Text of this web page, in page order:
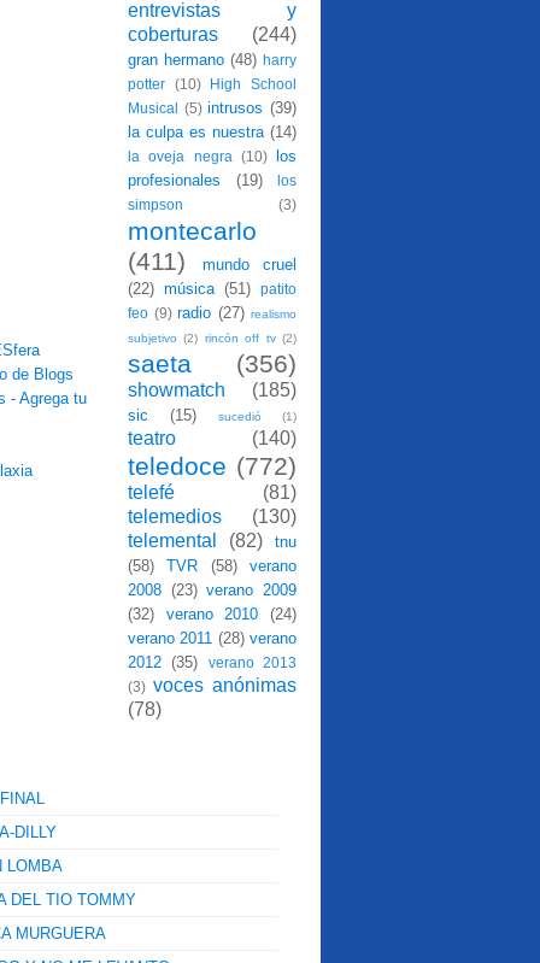
entrevistas y
coberturas
(244)
gran hermano (48) harry
potter
(10)
High School
Musical (5) intrusos (39)
la culpa es nuestra (14)
la oveja negra (10)
los
profesionales
(19)
los
simpson
(3)
montecarlo
(411)
mundo cruel
(22) música (51)
patito
feo (9) radio (27) realismo
subjetivo (2) rincón off tv (2)
saeta (356)
showmatch (185)
sic (15) sucedió (1)
teatro (140)
teledoce (772)
telefé
(81)
telemedios
(130)
telemental
(82)
tnu
(58)
TVR (58)
verano
2008 (23) verano 2009
(32)
verano 2010
(24)
verano 2011 (28) verano
2012 (35)
verano 2013
(3) voces anónimas
(78)
DILLY
LOMBA
DEL TIO TOMMY
MURGUERA